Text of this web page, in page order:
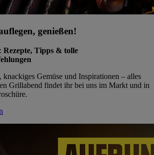
genießen!
Rezepte, Tipps & tolle
knackiges Gemüse und Inspirationen – alles
Grillabend findet ihr bei uns im Markt und in